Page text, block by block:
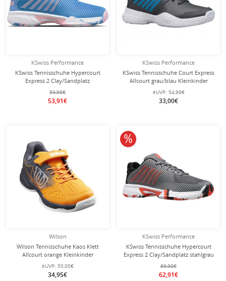
KSwiss Performance
KSwiss Tennisschuhe Hypercourt
Express 2 Clay/Sandplatz
hellblau/pink Mädchen
59,90€
53,91€
KSwiss Performance
KSwiss Tennisschuhe Court Express
Allcourt grau/blau Kleinkinder
eUVP: 54,99€
33,00€
Wilson
Wilson Tennisschuhe Kaos Klett
Allcourt orange Kleinkinder
eUVP: 50,00€
34,95€
KSwiss Performance
KSwiss Tennisschuhe Hypercourt
Express 2 Clay/Sandplatz stahlgrau
Kinder
69,90€
62,91€
10% reduziert